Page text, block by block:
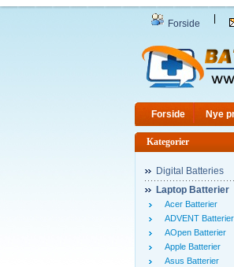
Forside
Forside Nye
Kategorier
Digital Batteries
Laptop Batterier
Acer Batterier
ADVENT Batterier
AOpen Batterier
Apple Batterier
Asus Batterier